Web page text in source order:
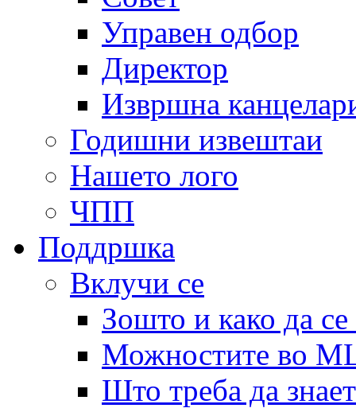
Управен одбор
Директор
Извршна
Годишни извештаи
Нашето лого
ЧПП
Поддршка
Вклучи се
Зошто и како да
Можностите во
Што треба да